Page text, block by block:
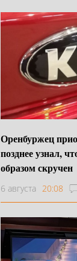
Оренбуржец
позднее узнал,
образом скручен
6 августа 20:08